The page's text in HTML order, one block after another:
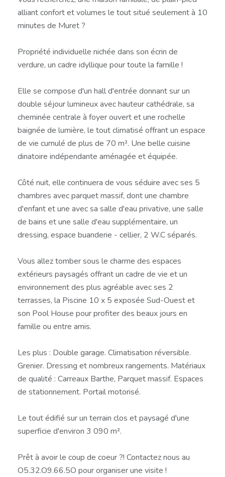
alliant confort et volumes le tout situé seulement à 10
minutes de Muret ?
Propriété individuelle nichée dans son écrin de
verdure, un cadre idyllique pour toute la famille !
Elle se compose d'un hall d'entrée donnant sur un
double séjour lumineux avec hauteur cathédrale, sa
cheminée centrale à foyer ouvert et une rochelle
baignée de lumière, le tout climatisé offrant un espace
de vie cumulé de plus de 70 m². Une belle cuisine
dinatoire indépendante aménagée et équipée.
Côté nuit, elle continuera de vous séduire avec ses 5
chambres avec parquet massif, dont une chambre
d'enfant et une avec sa salle d'eau privative, une salle
de bains et une salle d'eau supplémentaire, un
dressing, espace buanderie - cellier, 2 W.C séparés.
Vous allez tomber sous le charme des espaces
extérieurs paysagés offrant un cadre de vie et un
environnement des plus agréable avec ses 2
terrasses, la Piscine 10 x 5 exposée Sud-Ouest et
son Pool House pour profiter des beaux jours en
famille ou entre amis.
Les plus : Double garage. Climatisation réversible.
Grenier. Dressing et nombreux rangements. Matériaux
de qualité : Carreaux Barthe, Parquet massif. Espaces
de stationnement. Portail motorisé.
Le tout édifié sur un terrain clos et paysagé d'une
superficie d'environ 3 090 m².
Prêt à avoir le coup de coeur ?! Contactez nous au
O5.32.O9.66.5O pour organiser une visite !